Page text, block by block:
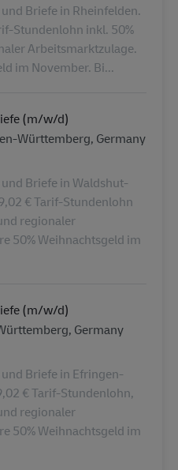
Briefe in Rheinfelden.
Stundenlohn inkl. 50%
Arbeitsmarktzulage.
im November. Bi...
(m/w/d)
Württemberg, Germany
Briefe in Waldshut-
€ Tarif-Stundenlohn
regionaler
50% Weihnachtsgeld im
(m/w/d)
Germany
Briefe in Efringen-
€ Tarif-Stundenlohn,
regionaler
50% Weihnachtsgeld im